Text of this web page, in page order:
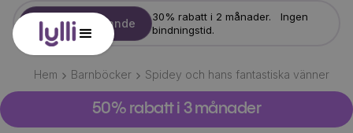
Starta erbjudande
30% rabatt i 2 månader. Ingen
bindningstid.
Hem Barnböcker Spidey och hans fantastiska vänner
50% rabatt i 3 månader